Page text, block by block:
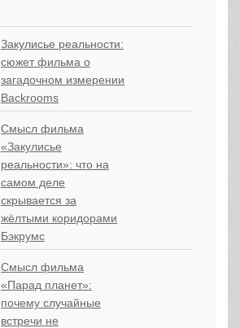
Закулисье реальности:
сюжет фильма о
загадочном измерении
Backrooms
Смысл фильма
«Закулисье
реальности»: что на
самом деле
скрывается за
жёлтыми коридорами
Бэкрумс
Смысл фильма
«Парад планет»:
почему случайные
встречи не